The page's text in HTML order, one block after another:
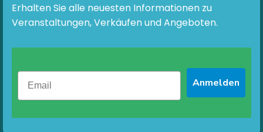
Erhalten Sie alle neuesten Informationen zu
Veranstaltungen, Verkäufen und Angeboten.
Anmelden